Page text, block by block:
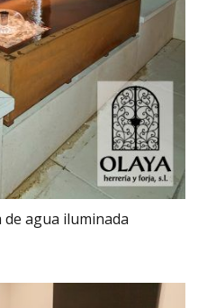
agua iluminada